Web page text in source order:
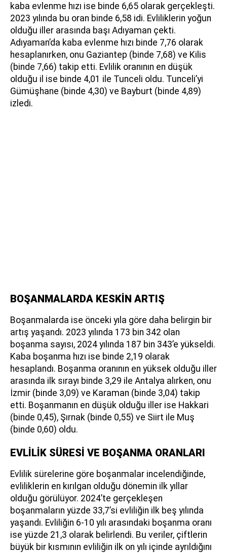
kaba evlenme hızı ise binde 6,65 olarak gerçekleşti.
2023 yılında bu oran binde 6,58 idi. Evliliklerin yoğun
olduğu iller arasında başı Adıyaman çekti.
Adıyaman’da kaba evlenme hızı binde 7,76 olarak
hesaplanırken, onu Gaziantep (binde 7,68) ve Kilis
(binde 7,66) takip etti. Evlilik oranının en düşük
olduğu il ise binde 4,01 ile Tunceli oldu. Tunceli’yi
Gümüşhane (binde 4,30) ve Bayburt (binde 4,89)
izledi.
BOŞANMALARDA KESKİN ARTIŞ
Boşanmalarda ise önceki yıla göre daha belirgin bir
artış yaşandı. 2023 yılında 173 bin 342 olan
boşanma sayısı, 2024 yılında 187 bin 343’e yükseldi.
Kaba boşanma hızı ise binde 2,19 olarak
hesaplandı. Boşanma oranının en yüksek olduğu iller
arasında ilk sırayı binde 3,29 ile Antalya alırken, onu
İzmir (binde 3,09) ve Karaman (binde 3,04) takip
etti. Boşanmanın en düşük olduğu iller ise Hakkari
(binde 0,45), Şırnak (binde 0,55) ve Siirt ile Muş
(binde 0,60) oldu.
EVLİLİK SÜRESİ VE BOŞANMA ORANLARI
Evlilik sürelerine göre boşanmalar incelendiğinde,
evliliklerin en kırılgan olduğu dönemin ilk yıllar
olduğu görülüyor. 2024’te gerçekleşen
boşanmaların yüzde 33,7’si evliliğin ilk beş yılında
yaşandı. Evliliğin 6-10 yılı arasındaki boşanma oranı
ise yüzde 21,3 olarak belirlendi. Bu veriler, çiftlerin
büyük bir kısmının evliliğin ilk on yılı içinde ayrıldığını